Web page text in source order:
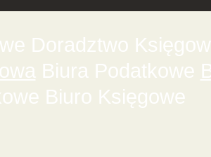
Doradztwo
Biura Podatkowe
Biuro Księgowe